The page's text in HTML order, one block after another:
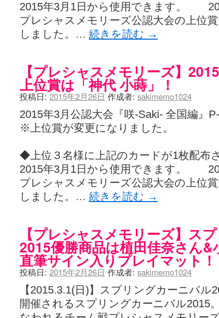
2015年3月1日から使用できます。
プレシャスメモリーズ公認大会の上位
しました。… 続きを読む →
【プレシャスメモリーズ】
上位賞は「神代 小蒔」！
投稿日: 2015年2月26日 作成者: sakimemo1024
2015年3月公認大会『咲-Saki- 全国編』
※上位賞が変更になりました。
◆上位３名様に上記のカードが1枚配布
2015年3月1日から使用できます。
プレシャスメモリーズ公認大会の上位
しました。… 続きを読む →
【プレシャスメモリーズ】ス
2015優勝商品は植田佳奈さん&
直筆サイン入りプレイマット！
投稿日: 2015年2月26日 作成者: sakimemo1024
【2015.3.1(日)】スプリングカーニバ
開催されるスプリングカーニバル